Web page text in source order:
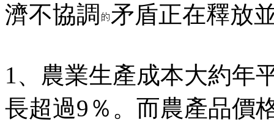
濟不協調 矛盾正在釋放
1、農業生產成本大約年
長超過9％。而農產品價